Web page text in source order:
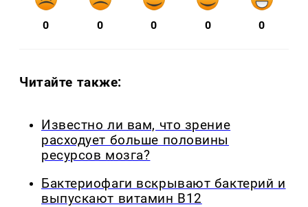
0 0 0 0 0
Читайте также:
Известно ли вам, что зрение
расходует больше половины
ресурсов мозга?
Бактериофаги вскрывают бактерий и
выпускают витамин B12